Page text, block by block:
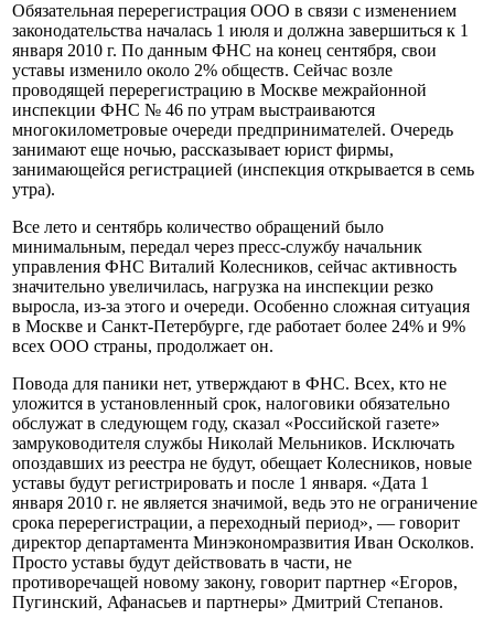
Обязательная перерегистрация ООО в связи с изменением
законодательства началась 1 июля и должна завершиться к 1
января 2010 г. По данным ФНС на конец сентября, свои
уставы изменило около 2% обществ. Сейчас возле
проводящей перерегистрацию в Москве межрайонной
инспекции ФНС № 46 по утрам выстраиваются
многокилометровые очереди предпринимателей. Очередь
занимают еще ночью, рассказывает юрист фирмы,
занимающейся регистрацией (инспекция открывается в семь
утра).
Все лето и сентябрь количество обращений было
минимальным, передал через пресс-службу начальник
управления ФНС Виталий Колесников, сейчас активность
значительно увеличилась, нагрузка на инспекции резко
выросла, из-за этого и очереди. Особенно сложная ситуация
в Москве и Санкт-Петербурге, где работает более 24% и 9%
всех ООО страны, продолжает он.
Повода для паники нет, утверждают в ФНС. Всех, кто не
уложится в установленный срок, налоговики обязательно
обслужат в следующем году, сказал «Российской газете»
замруководителя службы Николай Мельников. Исключать
опоздавших из реестра не будут, обещает Колесников, новые
уставы будут регистрировать и после 1 января. «Дата 1
января 2010 г. не является значимой, ведь это не ограничение
срока перерегистрации, а переходный период», — говорит
директор департамента Минэкономразвития Иван Осколков.
Просто уставы будут действовать в части, не
противоречащей новому закону, говорит партнер «Егоров,
Пугинский, Афанасьев и партнеры» Дмитрий Степанов.